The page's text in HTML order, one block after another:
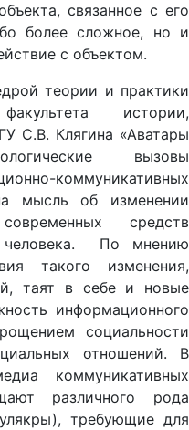
связанное с его
более сложное, но и
с объектом.
теории и практики
истории,
С.В. Клягина «Аватары
вызовы
коммуникативных
мысль об изменении
средств
По мнению
такого изменения,
таят в себе и новые
информационного
социальности
отношений. В
коммуникативных
различного рода
требующие для